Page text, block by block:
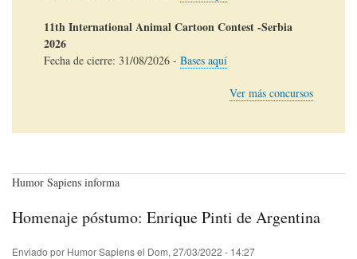
11th International Animal Cartoon Contest -Serbia
2026
Fecha de cierre: 31/08/2026 - Bases aquí
Ver más concursos
Humor Sapiens informa
Homenaje póstumo: Enrique Pinti de Argentina
Enviado por Humor Sapiensel Dom, 27/03/2022 - 14:27